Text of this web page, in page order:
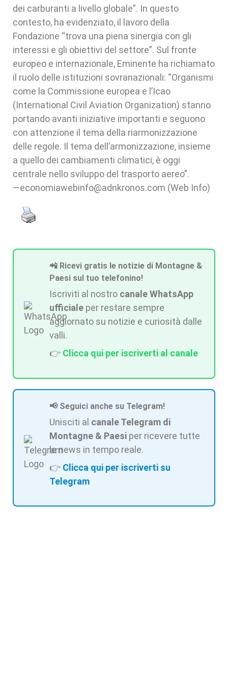
dei carburanti a livello globale”. In questo
contesto, ha evidenziato, il lavoro della
Fondazione “trova una piena sinergia con gli
interessi e gli obiettivi del settore”. Sul fronte
europeo e internazionale, Eminente ha richiamato
il ruolo delle istituzioni sovranazionali: “Organismi
come la Commissione europea e l’Icao
(International Civil Aviation Organization) stanno
portando avanti iniziative importanti e seguono
con attenzione il tema della riarmonizzazione
delle regole. Il tema dell’armonizzazione, insieme
a quello dei cambiamenti climatici, è oggi
centrale nello sviluppo del trasporto aereo”.
—economiawebinfo@adnkronos.com (Web Info)
📲 Ricevi gratis le notizie di Montagne &
Paesi sul tuo telefonino!
Iscriviti al nostro canale WhatsApp
ufficiale per restare sempre
aggiornato su notizie e curiosità dalle
valli.
👉 Clicca qui per iscriverti al canale
📢 Seguici anche su Telegram!
Unisciti al canale Telegram di
Montagne & Paesi per ricevere tutte
le news in tempo reale.
👉 Clicca qui per iscriverti su
Telegram